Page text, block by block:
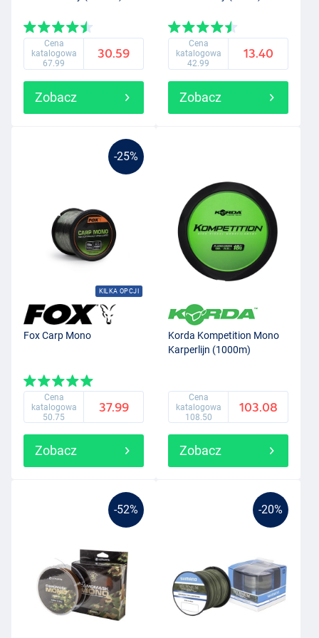
Cena
katalogowa
67.99
30.59
Zobacz
Cena
katalogowa
42.99
13.40
Zobacz
-25%
KILKA OPCJI
Fox Carp Mono
Cena
katalogowa
50.75
37.99
Zobacz
Korda Kompetition Mono
Karperlijn (1000m)
Cena
katalogowa
108.50
103.08
Zobacz
-52% -20%